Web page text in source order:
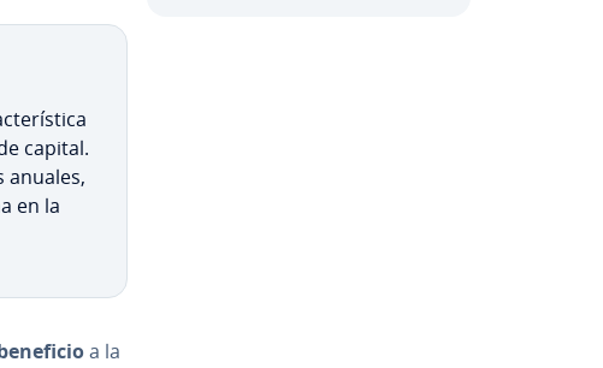
capital.
anuales,
en la
a la